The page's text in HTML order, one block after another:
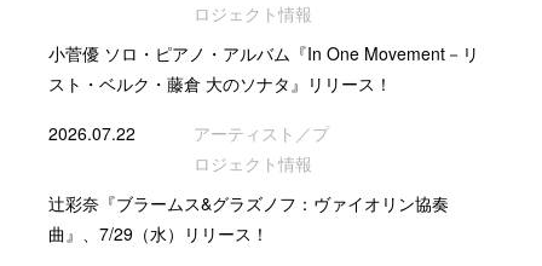
ロジェクト情報
小菅優 ソロ・ピアノ・アルバム『In One Movement－リ
スト・ベルク・藤倉 大のソナタ』リリース！
2026.07.22
アーティスト／プ
ロジェクト情報
辻彩奈『ブラームス&グラズノフ：ヴァイオリン協奏
曲』、7/29（水）リリース！